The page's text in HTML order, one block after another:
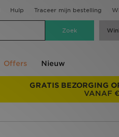
Hulp Traceer mijn bestelling
Offers Nieuw
GRATIS BEZORGING
VANAF